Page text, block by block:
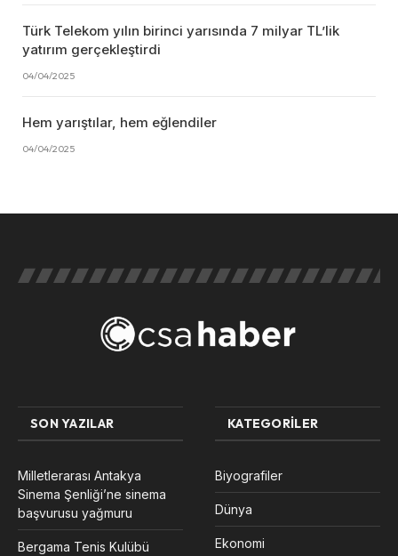
Türk Telekom yılın birinci yarısında 7 milyar TL’lik
yatırım gerçekleştirdi
04/04/2025
Hem yarıştılar, hem eğlendiler
04/04/2025
SON YAZILAR
Milletlerarası Antakya
Sinema Şenliği’ne sinema
başvurusu yağmuru
Bergama Tenis Kulübü
KATEGORILER
Biyografiler
Dünya
Ekonomi